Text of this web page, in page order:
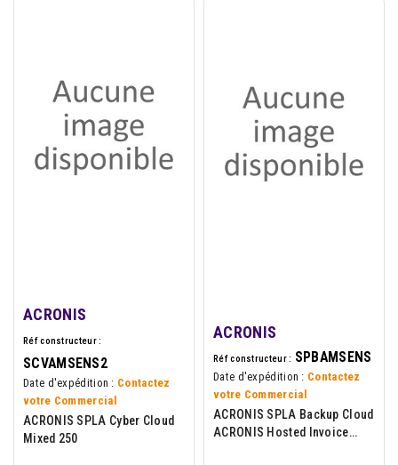
ACRONIS
Réf constructeur :
SCVAMSENS2
Date d'expédition : Contactez
votre Commercial
ACRONIS SPLA Cyber Cloud
Mixed 250
ACRONIS
Réf constructeur : SPBAMSENS
Date d'expédition : Contactez
votre Commercial
ACRONIS SPLA Backup Cloud
ACRONIS Hosted Invoice